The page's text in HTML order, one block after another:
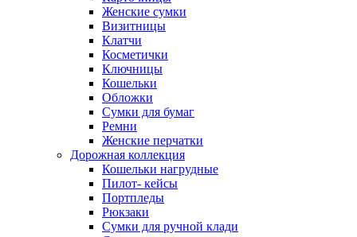
Женские сумки
Визитницы
Клатчи
Косметички
Ключницы
Кошельки
Обложки
Сумки для бумаг
Ремни
Женские перчатки
Дорожная коллекция
Кошельки нагрудные
Пилот- кейсы
Портпледы
Рюкзаки
Сумки для ручной клади